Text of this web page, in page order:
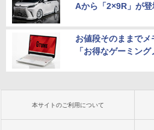
Aから「2×9R」が登
お値段そのままで
「お得なゲーミング
本サイトのご利用について